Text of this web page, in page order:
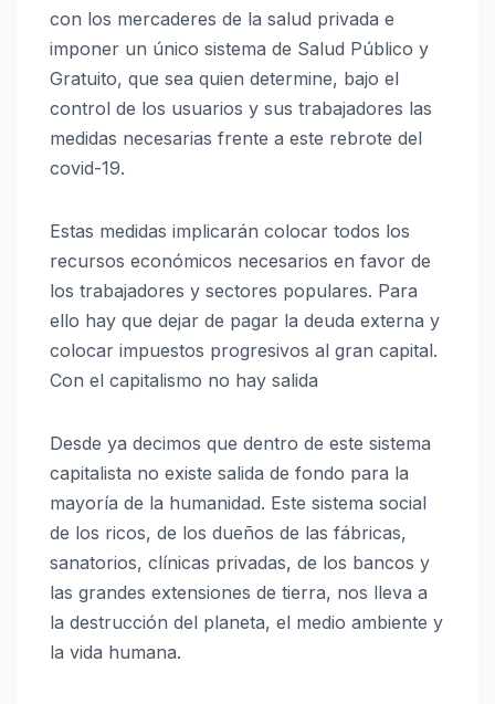
con los mercaderes de la salud privada e
imponer un único sistema de Salud Público y
Gratuito, que sea quien determine, bajo el
control de los usuarios y sus trabajadores las
medidas necesarias frente a este rebrote del
covid-19.
Estas medidas implicarán colocar todos los
recursos económicos necesarios en favor de
los trabajadores y sectores populares. Para
ello hay que dejar de pagar la deuda externa y
colocar impuestos progresivos al gran capital.
Con el capitalismo no hay salida
Desde ya decimos que dentro de este sistema
capitalista no existe salida de fondo para la
mayoría de la humanidad. Este sistema social
de los ricos, de los dueños de las fábricas,
sanatorios, clínicas privadas, de los bancos y
las grandes extensiones de tierra, nos lleva a
la destrucción del planeta, el medio ambiente y
la vida humana.